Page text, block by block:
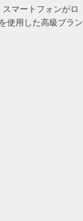
マートフォンがロ
使用した高級ブラン